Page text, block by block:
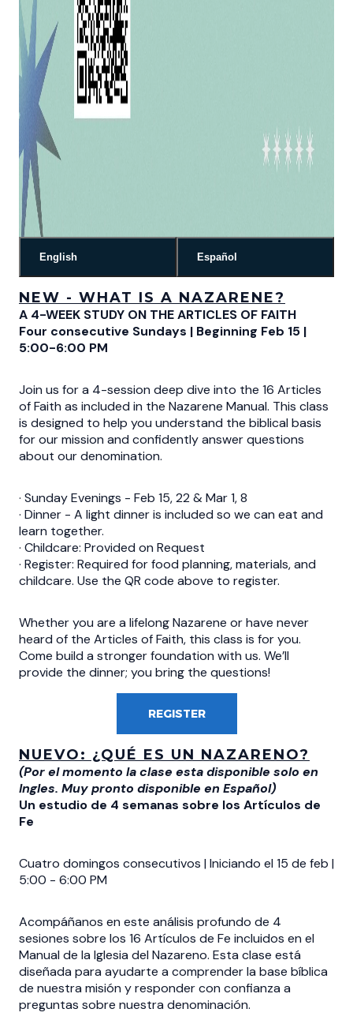
English Español
NEW - WHAT IS A NAZARENE?
A 4-WEEK STUDY ON THE ARTICLES OF FAITH
Four consecutive Sundays | Beginning Feb 15 |
5:00-6:00 PM
Join us for a 4-session deep dive into the 16 Articles
of Faith as included in the Nazarene Manual. This class
is designed to help you understand the biblical basis
for our mission and confidently answer questions
about our denomination.
· Sunday Evenings - Feb 15, 22 & Mar 1, 8
· Dinner - A light dinner is included so we can eat and
learn together.
· Childcare: Provided on Request
· Register: Required for food planning, materials, and
childcare. Use the QR code above to register.
Whether you are a lifelong Nazarene or have never
heard of the Articles of Faith, this class is for you.
Come build a stronger foundation with us. We’ll
provide the dinner; you bring the questions!
REGISTER
NUEVO: ¿QUÉ ES UN NAZARENO?
(Por el momento la clase esta disponible solo en
Ingles. Muy pronto disponible en Español)
Un estudio de 4 semanas sobre los Artículos de
Fe
Cuatro domingos consecutivos | Iniciando el 15 de feb |
5:00 - 6:00 PM
Acompáñanos en este análisis profundo de 4
sesiones sobre los 16 Artículos de Fe incluidos en el
Manual de la Iglesia del Nazareno. Esta clase está
diseñada para ayudarte a comprender la base bíblica
de nuestra misión y responder con confianza a
preguntas sobre nuestra denominación.